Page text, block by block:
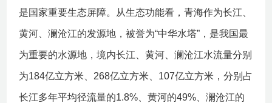
是国家重要生态屏障。从生态功能看，青海作为长江、
黄河、澜沧江的发源地，被誉为“中华水塔”，是我国最
为重要的水源地，境内长江、黄河、澜沧江水流量分别
为184亿立方米、268亿立方米、107亿立方米，分别占
长江多年平均径流量的1.8%、黄河的49%、澜沧江的